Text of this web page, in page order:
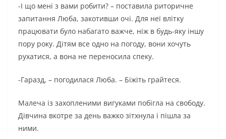
-І що мені з вами робити? – поставила риторичне
запитання Люба, закотивши очі. Для неї влітку
працювати було набагато важче, ніж в будь-яку іншу
пору року. Дітям все одно на погоду, вони хочуть
рухатися, а вона не переносила спеку.
-Гаразд, – погодилася Люба. – Біжіть грайтеся.
Малеча із захопленими вигуками побігла на свободу.
Дівчина вкотре за день важко зітхнула і пішла за
ними.